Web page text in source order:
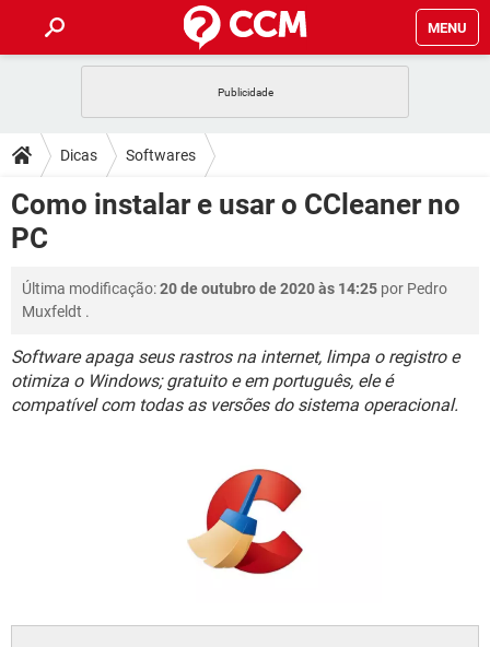
MENU
CELULAR
OUTLOOK EXCEL
INSTAGRAM
DICAS
JOGOS
CELULAR FACEBOOK
INSTAGRAM GMAIL
DOWNLOADS
JOGOS
OUTLOOK
INSTAGRAM GMAIL
GUIA DE COMPRAS
FÓRUM
JOGOS WHATSAPP
OUTLOOK EXCEL
INSTAGRAM GMAIL
GLOSSÁRIO
JOGOS WHATSAPP
CELULAR FACEBOOK
Dicas Softwares
Como instalar e usar o CCleaner no
PC
Última modificação:20 de outubro de 2020 às 14:25 por Pedro
Muxfeldt .
Software apaga seus rastros na internet, limpa o registro e
otimiza o Windows; gratuito e em português, ele é
compatível com todas as versões do sistema operacional.